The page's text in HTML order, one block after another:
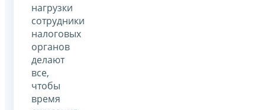
нагрузки
сотрудники
налоговых
органов
делают
все,
чтобы
время